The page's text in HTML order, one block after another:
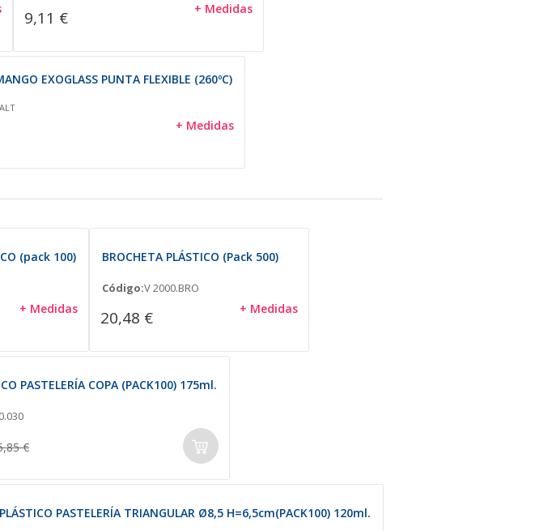
9,11 € + Medidas
EXOGLASS PUNTA FLEXIBLE (260ºC)
+ Medidas
(pack 100)
+ Medidas
BROCHETA PLÁSTICO (Pack 500)
Código:V 2000.BRO
20,48 € + Medidas
PASTELERÍA COPA (PACK100) 175ml.
€
PASTELERÍA TRIANGULAR Ø8,5 H=6,5cm(PACK100) 120ml.